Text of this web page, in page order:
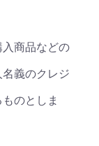
商品などの
義のクレジ
のとしま